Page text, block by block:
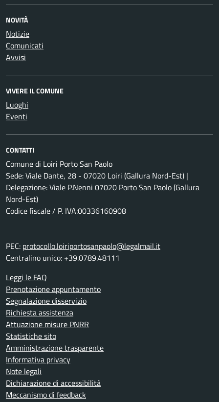
NOVITÀ
Notizie
Comunicati
Avvisi
VIVERE IL COMUNE
Luoghi
Eventi
CONTATTI
Comune di Loiri Porto San Paolo
Sede: Viale Dante, 28 - 07020 Loiri (Gallura Nord-Est) |
Delegazione: Viale P.Nenni 07020 Porto San Paolo (Gallura
Nord-Est)
Codice fiscale / P. IVA:00336160908
PEC: protocollo.loiriportosanpaolo@legalmail.it
Centralino unico: +39.0789.48111
Leggi le FAQ
Prenotazione appuntamento
Segnalazione disservizio
Richiesta assistenza
Attuazione misure PNRR
Statistiche sito
Amministrazione trasparente
Informativa privacy
Note legali
Dichiarazione di accessibilità
Meccanismo di feedback